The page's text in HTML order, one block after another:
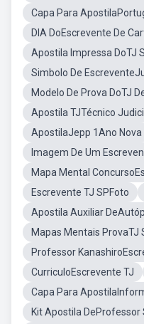
Capa Para
DIA DoEscrevente De
Apostila Impressa DoTJ
Simbolo De
Modelo De Prova DoTJ
Apostila TJTécnico
ApostilaJepp 1Ano Nova
Imagem De Um
Mapa Mental
Escrevente TJ SPFoto
Apostila Auxiliar
Mapas Mentais ProvaTJ
Professor
CurriculoEscrevente TJ
Capa Para
Kit Apostila DeProfessor